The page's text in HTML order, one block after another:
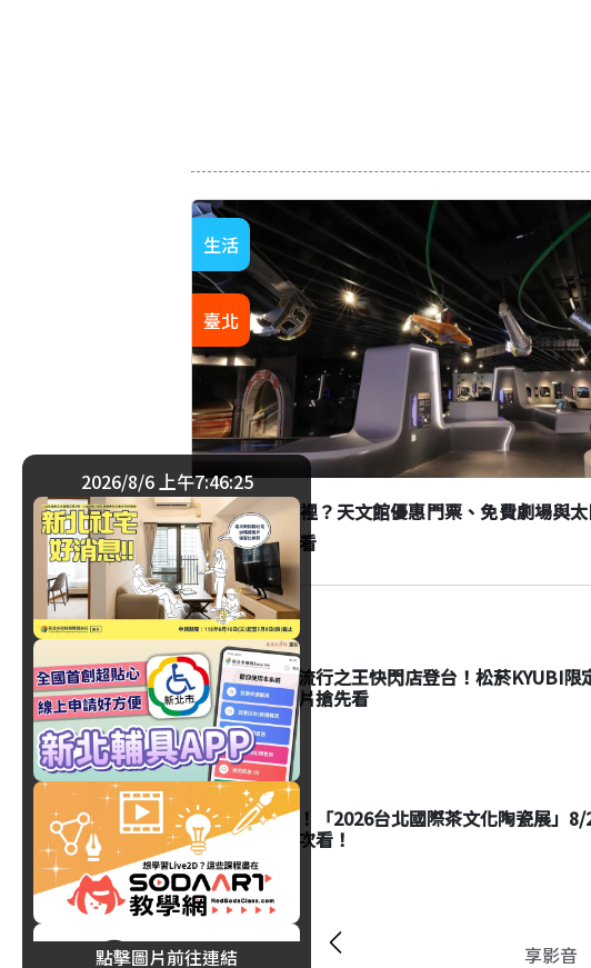
父親節去哪裡？天文館優惠門票、免費劇場與
彩活動一次看
生活
臺北
生活
麥可傑克森流行之王快閃店登台！松菸KYUBI限
品、黑膠唱片搶先看
生活
茶控必朝聖！「2026台北國際茶文化陶瓷展」8/
活動亮點一次看！
2026/8/6 上午7:46:26
點擊圖片前往連結 享影音